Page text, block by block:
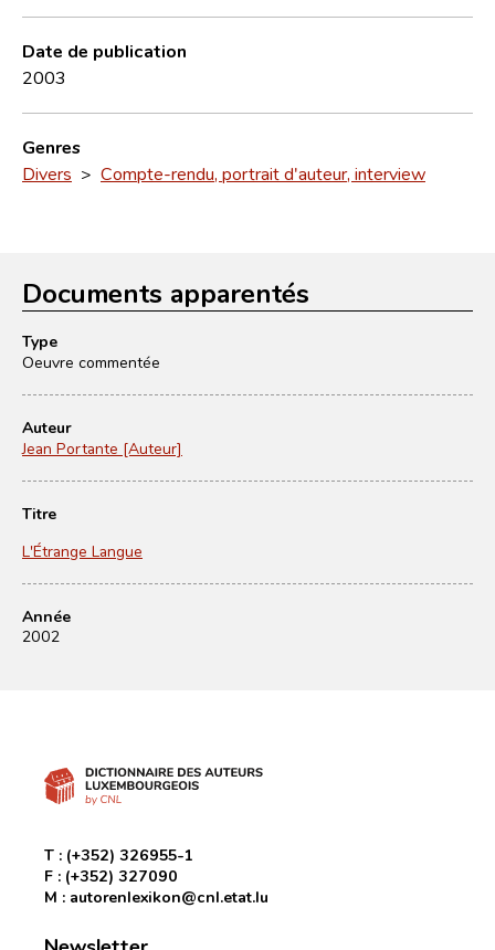
Date de publication
2003
Genres
Divers > Compte-rendu, portrait d'auteur, interview
Documents apparentés
Type
Oeuvre commentée
Auteur
Jean Portante [Auteur]
Titre
L'Étrange Langue
Année
2002
T : (+352) 326955-1
F : (+352) 327090
M : autorenlexikon@cnl.etat.lu